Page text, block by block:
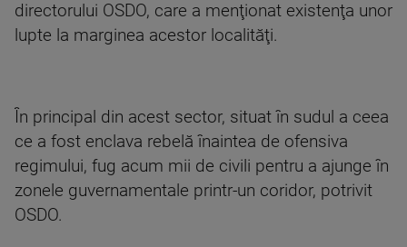
directorului OSDO, care a menţionat existenţa unor
lupte la marginea acestor localităţi.
În principal din acest sector, situat în sudul a ceea
ce a fost enclava rebelă înaintea de ofensiva
regimului, fug acum mii de civili pentru a ajunge în
zonele guvernamentale printr-un coridor, potrivit
OSDO.